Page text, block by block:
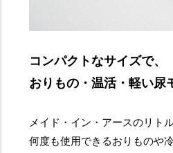
コンパクトなサイズで、
おりもの・温活・軽い尿
メイド・イン・アースのリト
何度も使用できるおりものや